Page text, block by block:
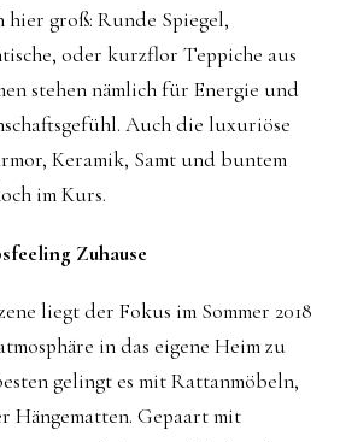
hier groß: Runde Spiegel,
oder kurzflor Teppiche aus
stehen nämlich für Energie und
Auch die luxuriöse
Keramik, Samt und buntem
im Kurs.
Zuhause
liegt der Fokus im Sommer 2018
in das eigene Heim zu
gelingt es mit Rattanmöbeln,
Hängematten. Gepaart mit